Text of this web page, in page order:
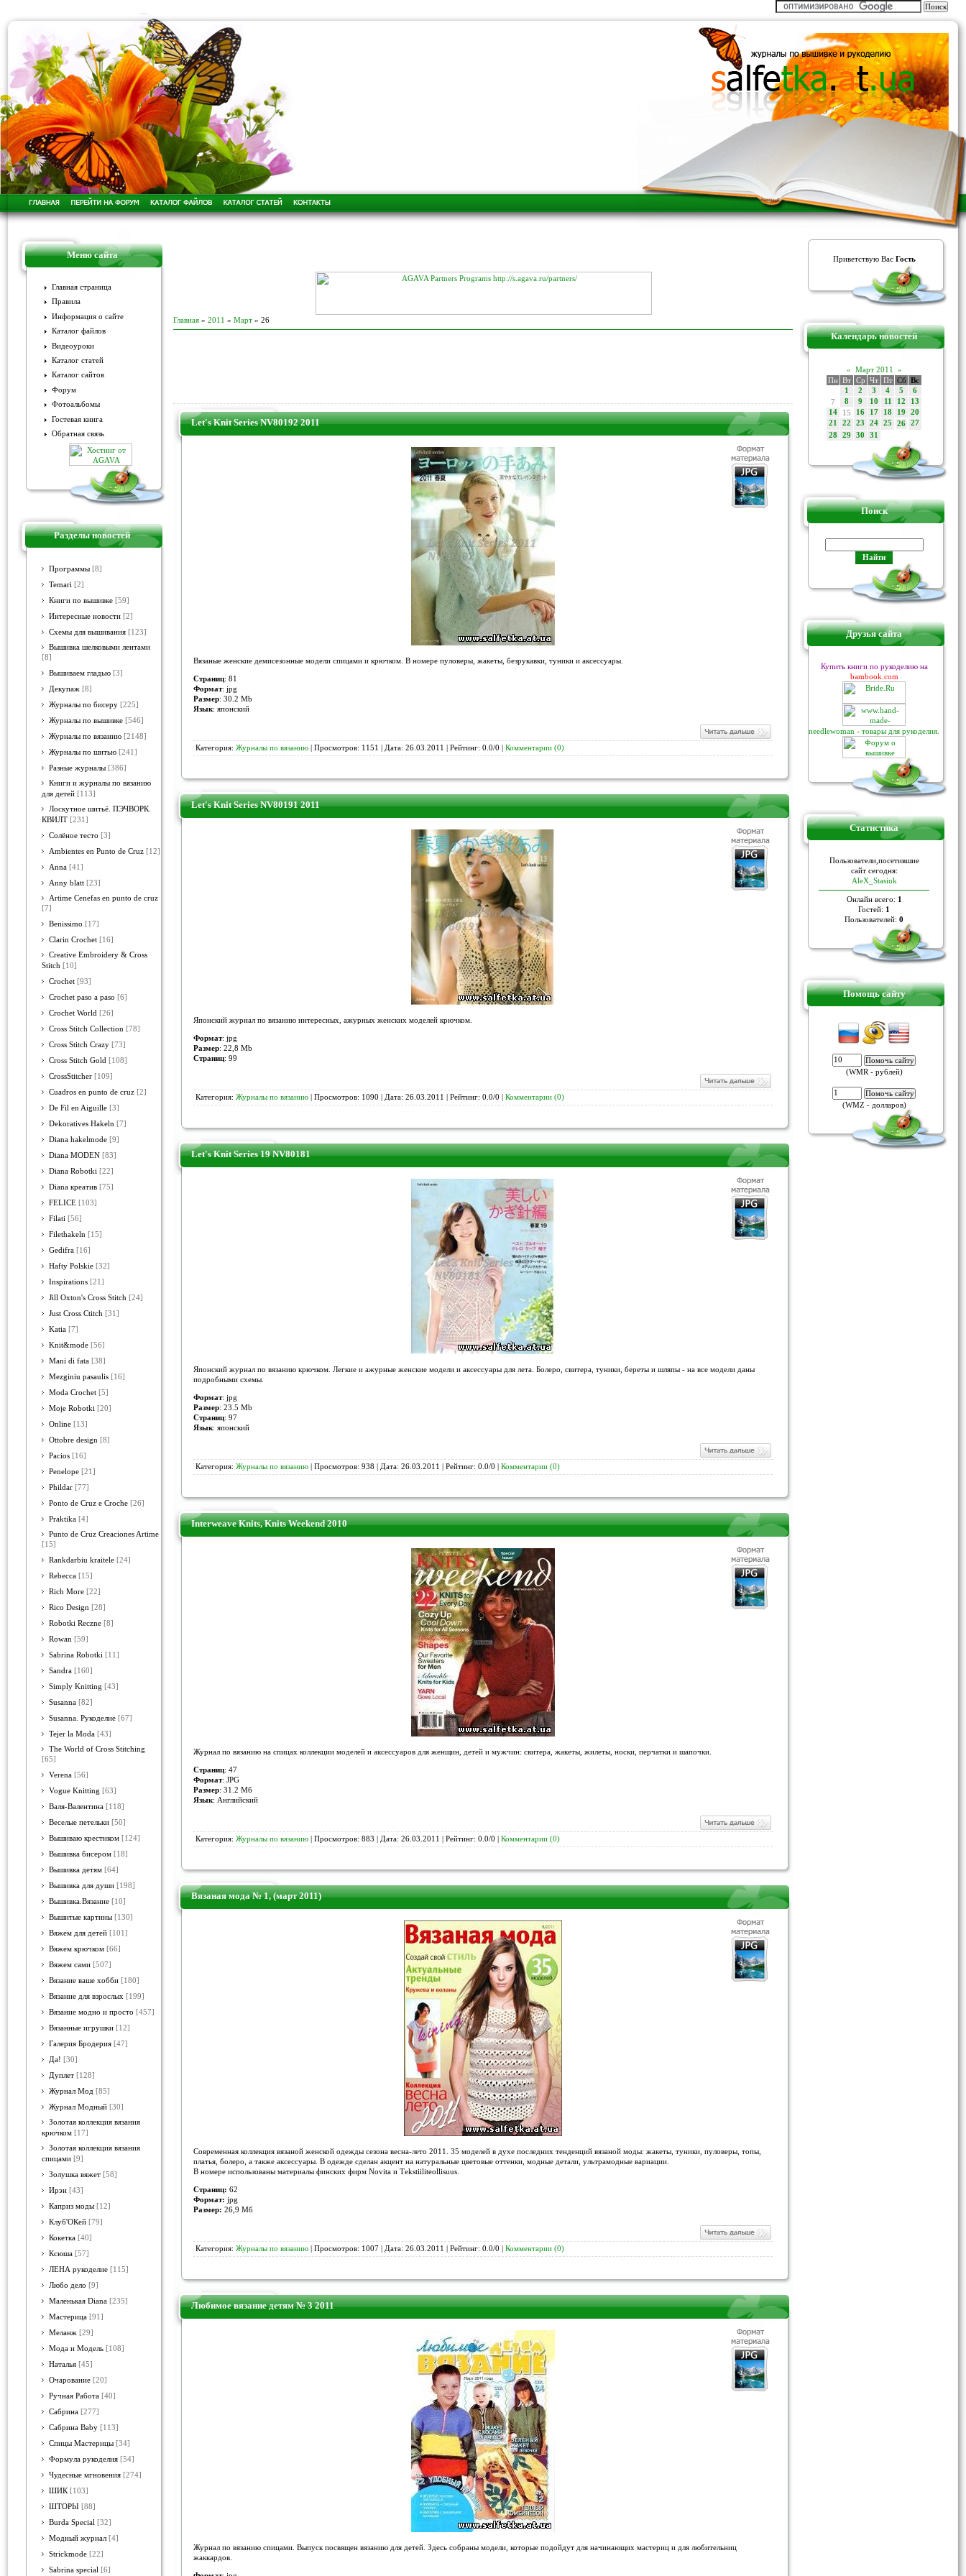
Меню сайта
Главная страница
Правила
Информация о сайте
Каталог файлов
Видеоуроки
Каталог статей
Каталог сайтов
Форум
Фотоальбомы
Гостевая книга
Обратная связь
Разделы новостей
Программы [8]
Temari [2]
Книги по вышивке [59]
Интересные новости [2]
Схемы для вышивания [123]
Вышивка шелковыми лентами
[8]
Вышиваем гладью [3]
Декупаж [8]
Журналы по бисеру [225]
Журналы по вышивке [546]
Журналы по вязанию [2148]
Журналы по шитью [241]
Разные журналы [386]
Книги и журналы по вязанию
для детей [113]
Лоскутное шитьё. ПЭЧВОРК.
КВИЛТ [231]
Солёное тесто [3]
Ambientes en Punto de Cruz [12]
Anna [41]
Anny blatt [23]
Artime Cenefas en punto de cruz
[7]
Benissimo [17]
Clarin Crochet [16]
Creative Embroidery & Cross
Stitch [10]
Crochet [93]
Crochet paso a paso [6]
Crochet World [26]
Cross Stitch Collection [78]
Cross Stitch Crazy [73]
Cross Stitch Gold [108]
CrossStitcher [109]
Cuadros en punto de cruz [2]
De Fil en Aiguille [3]
Dekoratives Hakeln [7]
Diana hakelmode [9]
Diana MODEN [83]
Diana Robotki [22]
Diana креатив [75]
FELICE [103]
Filati [56]
Filethakeln [15]
Gedifra [16]
Hafty Polskie [32]
Inspirations [21]
Jill Oxton's Cross Stitch [24]
Just Cross Ctitch [31]
Katia [7]
Knit&mode [56]
Mani di fata [38]
Mezginiu pasaulis [16]
Moda Crochet [5]
Moje Robotki [20]
Online [13]
Ottobre design [8]
Pacios [16]
Penelope [21]
Phildar [77]
Ponto de Cruz e Croche [26]
Praktika [4]
Punto de Cruz Creaciones Artime
[15]
Rankdarbiu kraitele [24]
Rebecca [15]
Rich More [22]
Rico Design [28]
Robotki Reczne [8]
Rowan [59]
Sabrina Robotki [11]
Sandra [160]
Simply Knitting [43]
Susanna [82]
Susanna. Рукоделие [67]
Tejer la Moda [43]
The World of Cross Stitching
[65]
Verena [56]
Vogue Knitting [63]
Валя-Валентина [118]
Веселые петельки [50]
Вышиваю крестиком [124]
Вышивка бисером [18]
Вышивка детям [64]
Вышивка для души [198]
Вышивка.Вязание [10]
Вышитые картины [130]
Вяжем для детей [101]
Вяжем крючком [66]
Вяжем сами [507]
Вязание ваше хобби [180]
Вязание для взрослых [199]
Вязание модно и просто [457]
Вязанные игрушки [12]
Галерия Бродерия [47]
Да! [30]
Дуплет [128]
Журнал Мод [85]
Журнал Модный [30]
Золотая коллекция вязания
крючком [17]
Золотая коллекция вязания
спицами [9]
Золушка вяжет [58]
Ирэн [43]
Каприз моды [12]
Клуб'ОКей [79]
Кокетка [40]
Ксюша [57]
ЛЕНА рукоделие [115]
Любо дело [9]
Маленькая Diana [235]
Мастерица [91]
Меланж [29]
Мода и Модель [108]
Наталья [45]
Очарование [20]
Ручная Работа [40]
Сабрина [277]
Сабрина Baby [113]
Спицы Мастерицы [34]
Формула рукоделия [54]
Чудесные мгновения [274]
ШИК [103]
ШТОРЫ [88]
Burda Special [32]
Модный журнал [4]
Strickmode [22]
Sabrina special [6]
Главная » 2011 » Март » 26
Let's Knit Series NV80192 2011
Вязаные женские демисезонные модели спицами и крючком. В номере пуловеры, жакеты, безрукавки, туники и аксессуары.
Страниц: 81
Формат: jpg
Размер: 30.2 Mb
Язык: японский
Категория: Журналы по вязанию | Просмотров: 1151 | Дата: 26.03.2011 | Рейтинг: 0.0/0 | Комментарии (0)
Let's Knit Series NV80191 2011
Японский журнал по вязанию интересных, ажурных женских моделей крючком.
Формат: jpg
Размер: 22,8 Mb
Страниц: 99
Категория: Журналы по вязанию | Просмотров: 1090 | Дата: 26.03.2011 | Рейтинг: 0.0/0 | Комментарии (0)
Let's Knit Series 19 NV80181
Японский журнал по вязанию крючком. Легкие и ажурные женские модели и аксессуары для лета. Болеро, свитера, туники, береты и шляпы - на все модели даны
подробными схемы.
Формат: jpg
Размер: 23.5 Mb
Страниц: 97
Язык: японский
Категория: Журналы по вязанию | Просмотров: 938 | Дата: 26.03.2011 | Рейтинг: 0.0/0 | Комментарии (0)
Interweave Knits, Knits Weekend 2010
Журнал по вязанию на спицах коллекции моделей и аксессуаров для женщин, детей и мужчин: свитера, жакеты, жилеты, носки, перчатки и шапочки.
Страниц: 47
Формат: JPG
Размер: 31.2 Мб
Язык: Английский
Категория: Журналы по вязанию | Просмотров: 883 | Дата: 26.03.2011 | Рейтинг: 0.0/0 | Комментарии (0)
Вязаная мода № 1, (март 2011)
Современная коллекция вязаной женской одежды сезона весна-лето 2011. 35 моделей в духе последних тенденций вязаной моды: жакеты, туники, пуловеры, топы,
платья, болеро, а также аксессуары. В одежде сделан акцент на натуральные цветовые оттенки, модные детали, ультрамодные вариации.
В номере использованы материалы финских фирм Novita и Тekstiiliteollisuus.
Страниц: 62
Формат: jpg
Размер: 26,9 Мб
Категория: Журналы по вязанию | Просмотров: 1007 | Дата: 26.03.2011 | Рейтинг: 0.0/0 | Комментарии (0)
Любимое вязание детям № 3 2011
Журнал по вязанию спицами. Выпуск посвящен вязанию для детей. Здесь собраны модели, которые подойдут для начинающих мастериц и для любительниц
жаккардов.
Приветствую Вас Гость
Календарь новостей
« Март 2011
»
Пн Вт Ср Чт Пт Сб Вс
1 2 3 4 5 6
7 8 9 10 11 12
13
14
15 16 17 18 19
20
21
22 23 24 25 26
27
28
29 30 31
Поиск
Друзья сайта
Купить книги по рукоделию на
bambook.com
needlewoman - товары для рукоделия.
Статистика
Пoльзoвaтели,пoceтившие
caйт ceгoдня:
AleX_Stasiuk
Онлайн всего: 1
Гостей: 1
Пользователей: 0
Помощь сайту
(WMR - рублей)
(WMZ - долларов)